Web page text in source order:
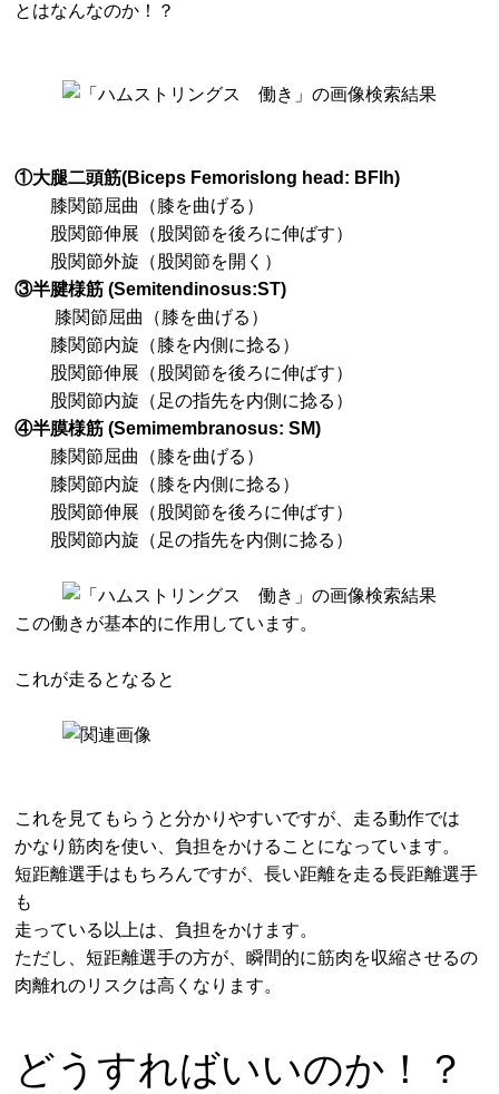
とはなんなのか！？
①大腿二頭筋(Biceps Femorislong head: BFlh)
膝関節屈曲（膝を曲げる）
股関節伸展（股関節を後ろに伸ばす）
股関節外旋（股関節を開く）
③半腱様筋 (Semitendinosus:ST)
膝関節屈曲（膝を曲げる）
膝関節内旋（膝を内側に捻る）
股関節伸展（股関節を後ろに伸ばす）
股関節内旋（足の指先を内側に捻る）
④半膜様筋 (Semimembranosus: SM)
膝関節屈曲（膝を曲げる）
膝関節内旋（膝を内側に捻る）
股関節伸展（股関節を後ろに伸ばす）
股関節内旋（足の指先を内側に捻る）
この働きが基本的に作用しています。
これが走るとなると
これを見てもらうと分かりやすいですが、走る動作では
かなり筋肉を使い、負担をかけることになっています。
短距離選手はもちろんですが、長い距離を走る長距離選手
も
走っている以上は、負担をかけます。
ただし、短距離選手の方が、瞬間的に筋肉を収縮させるの
肉離れのリスクは高くなります。
どうすればいいのか！？